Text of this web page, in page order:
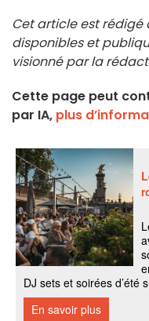
Cet article est
disponibles et
visionné par la
Cette page peut
par IA, plus